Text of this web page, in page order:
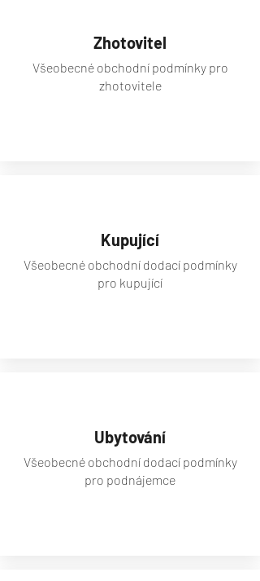
Zhotovitel
Všeobecné obchodní podmínky pro
zhotovitele
Kupující
Všeobecné obchodní dodací podmínky
pro kupující
Ubytování
Všeobecné obchodní dodací podmínky
pro podnájemce